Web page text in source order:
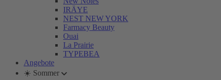
IRÄYE
NEST NEW YORK
Farmacy Beauty
Ouai
La Prairie
TYPEBEA
Angebote
☀️ Sommer